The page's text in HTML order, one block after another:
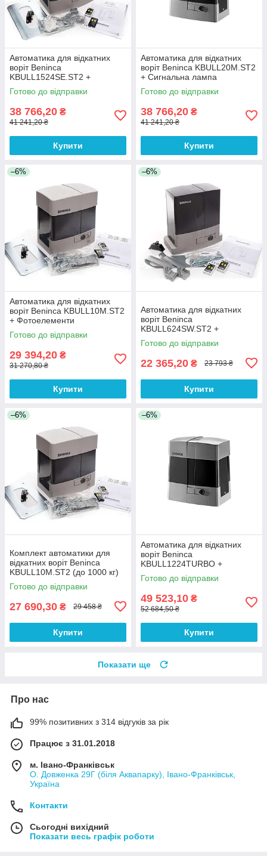
Автоматика для відкатних
воріт Beninca
KBULL1524SE.ST2 +
Сигнальна лампа
Готово до відправки
38 766,20 ₴
41 241,20 ₴
Купити
Автоматика для відкатних
воріт Beninca KBULL20M.ST2
+ Сигнальна лампа
Готово до відправки
38 766,20 ₴
41 241,20 ₴
Купити
–6%
Автоматика для відкатних
воріт Beninca KBULL10M.ST2
+ Фотоелементи
Готово до відправки
29 394,20 ₴
31 270,80 ₴
Купити
–6%
Автоматика для відкатних
воріт Beninca
KBULL624SW.ST2 +
Фотоелементи + лампа
Готово до відправки
22 365,20 ₴ 23 793 ₴
Купити
–6%
Комплект автоматики для
відкатних воріт Beninca
KBULL10M.ST2 (до 1000 кг)
Готово до відправки
27 690,30 ₴ 29 458 ₴
Купити
–6%
Автоматика для відкатних
воріт Beninca
KBULL1224TURBO +
Фотоелементи + лампа
Готово до відправки
49 523,10 ₴
52 684,50 ₴
Купити
Показати ще
Про нас
99% позитивних з 314 відгуків за рік
Працює з 31.01.2018
м. Івано-Франківськ
О. Довженка 29Г (біля Аквапарку), Івано-Франківськ,
Україна
Контакти
Сьогодні вихідний
Показати весь графік роботи